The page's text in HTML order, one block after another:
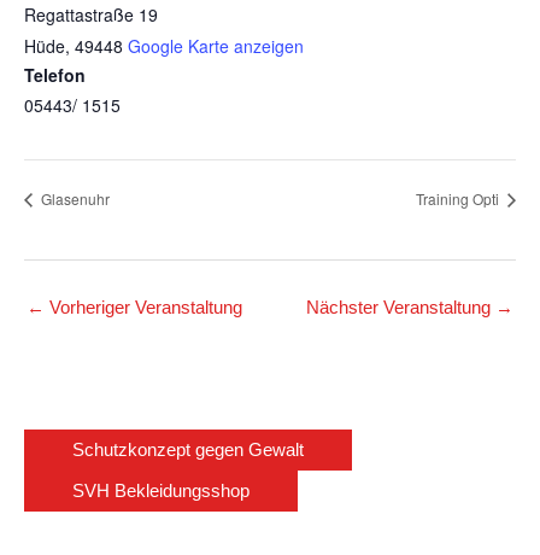
Regattastraße 19
Hüde, 49448 Google Karte anzeigen
Telefon
05443/ 1515
Glasenuhr Training Opti
← Vorheriger Veranstaltung Nächster Veranstaltung →
Schutzkonzept gegen Gewalt
SVH Bekleidungsshop